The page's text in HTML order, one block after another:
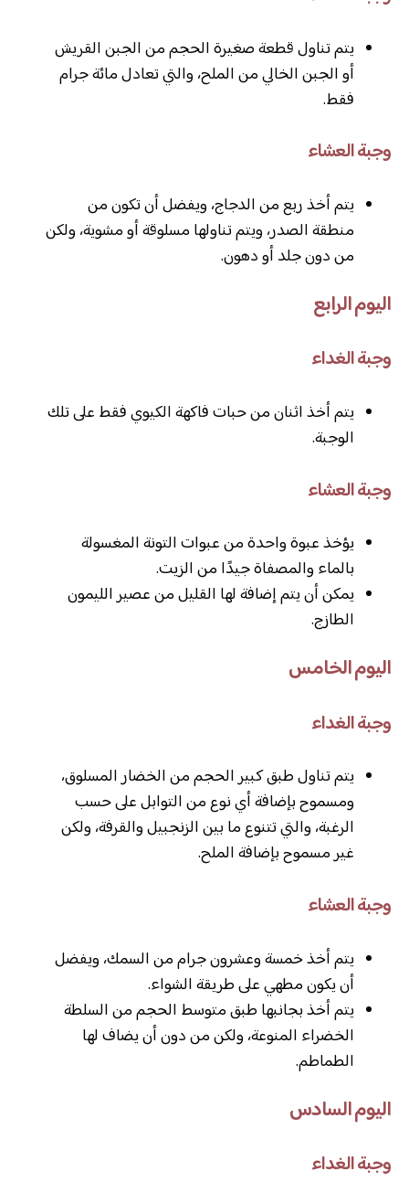
يتم تناول قطعة صغيرة الحجم من الجبن القريش
أو الجبن الخالي من الملح، والتي تعادل مائة جرام
فقط.
وجبة العشاء
يتم أخذ ربع من الدجاج، ويفضل أن تكون من
منطقة الصدر، ويتم تناولها مسلوقة أو مشوية، ولكن
من دون جلد أو دهون.
اليوم الرابع
وجبة الغداء
يتم أخذ اثنان من حبات فاكهة الكيوي فقط على تلك
الوجبة.
وجبة العشاء
يؤخذ عبوة واحدة من عبوات التونة المغسولة
بالماء والمصفاة جيدًا من الزيت.
يمكن أن يتم إضافة لها القليل من عصير الليمون
الطازج.
اليوم الخامس
وجبة الغداء
يتم تناول طبق كبير الحجم من الخضار المسلوق،
ومسموح بإضافة أي نوع من التوابل على حسب
الرغبة، والتي تتنوع ما بين الزنجبيل والقرفة، ولكن
غير مسموح بإضافة الملح.
وجبة العشاء
يتم أخذ خمسة وعشرون جرام من السمك، ويفضل
أن يكون مطهي على طريقة الشواء.
يتم أخذ بجانبها طبق متوسط الحجم من السلطة
الخضراء المنوعة، ولكن من دون أن يضاف لها
الطماطم.
اليوم السادس
وجبة الغداء